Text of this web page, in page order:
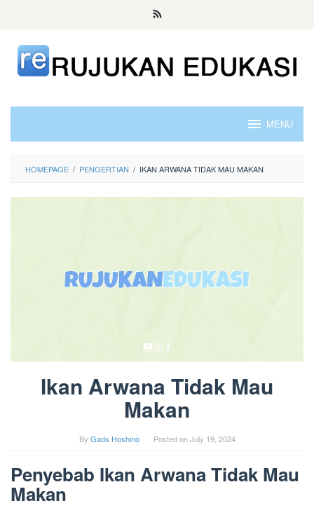
content
MENU
HOMEPAGE / PENGERTIAN / IKAN ARWANA TIDAK MAU MAKAN
Ikan Arwana Tidak Mau
Makan
By Gads Hoshino Posted onJuly 19, 2024
Penyebab Ikan Arwana Tidak Mau
Makan